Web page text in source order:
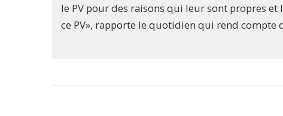
le PV pour des raisons qui leur sont propres et
ce PV», rapporte le quotidien qui rend compte